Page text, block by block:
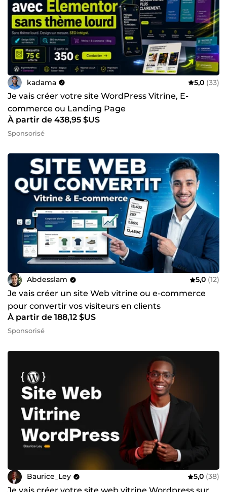
kadama 5,0 (33)
Je vais créer votre site WordPress Vitrine, E-
commerce ou Landing Page
À partir de 438,95 $US
Sponsorisé
Abdesslam 5,0 (12)
Je vais créer un site Web vitrine ou e-commerce
pour convertir vos visiteurs en clients
À partir de 188,12 $US
Sponsorisé
Baurice_Ley 5,0 (38)
Je vais créer votre site web vitrine Wordpress sur